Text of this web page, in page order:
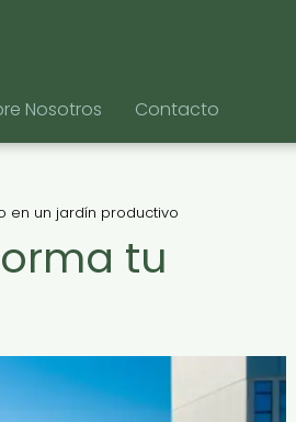
Nosotros Contacto
en un jardín productivo
tu